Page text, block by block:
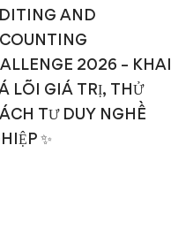
AND
2026 – KHAI
LÕI GIÁ TRỊ, THỬ
TƯ DUY NGHỀ
✨